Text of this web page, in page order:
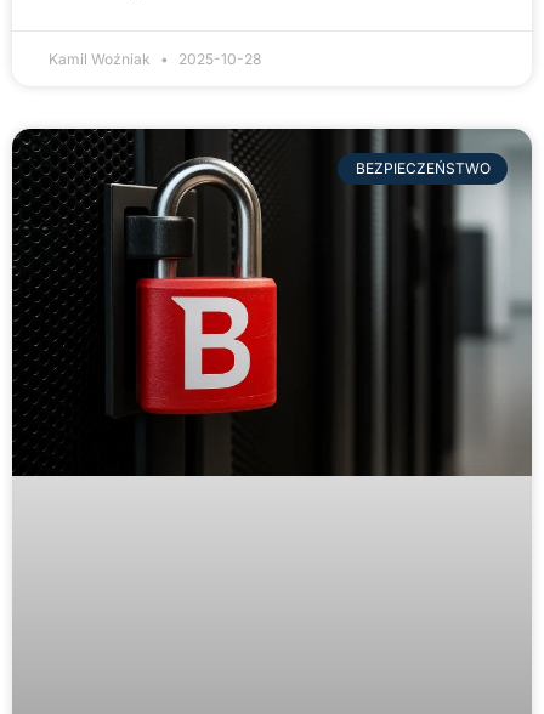
Kamil Woźniak 2025-10-28
BEZPIECZEŃSTWO